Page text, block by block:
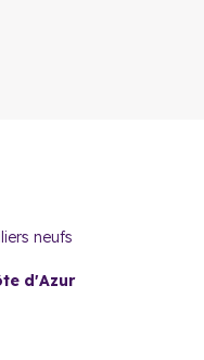
neufs
d'Azur